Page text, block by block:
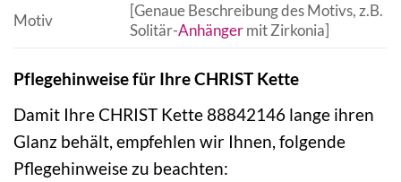
Motiv
[Genaue Beschreibung des Motivs, z.B.
Solitär-Anhängermit Zirkonia]
Pflegehinweise für Ihre CHRIST Kette
Damit Ihre CHRIST Kette 88842146 lange ihren
Glanz behält, empfehlen wir Ihnen, folgende
Pflegehinweise zu beachten: